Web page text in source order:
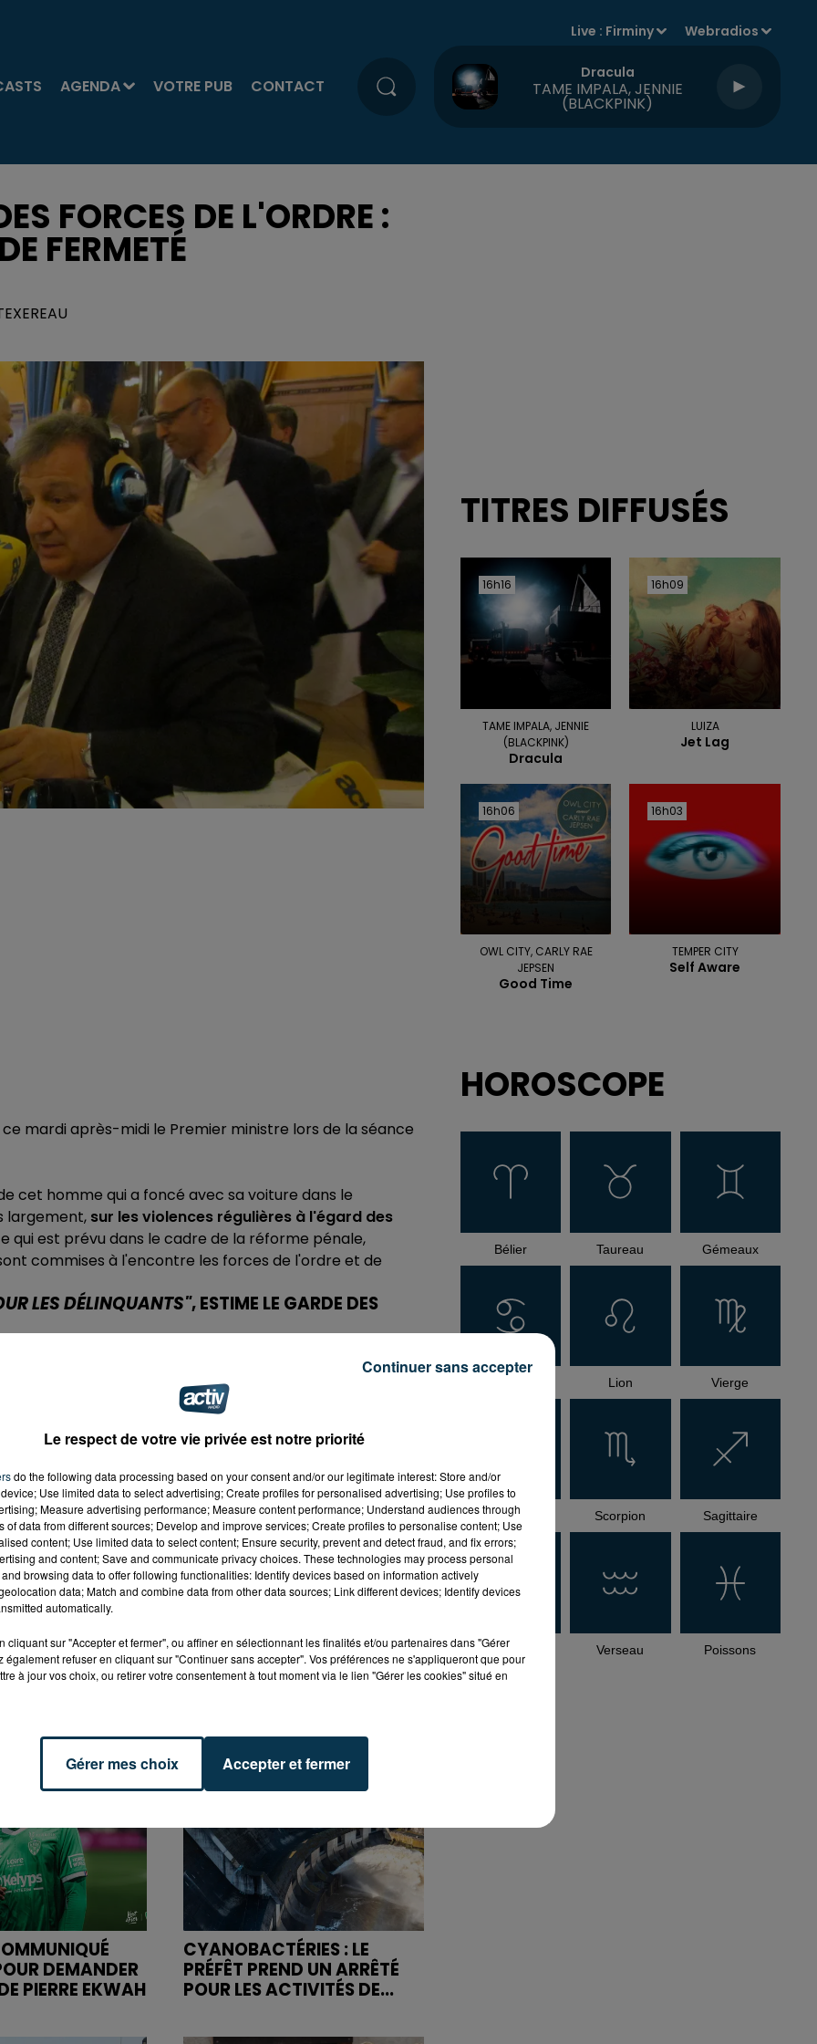
AGENDA VOTRE PUB CONTACT
Live : Firminy Webradios
Dracula
TAME IMPALA, JENNIE
(BLACKPINK)
FORCES DE L'ORDRE :
FERMETÉ
mardi après-midi le Premier ministre lors de la séance
cet homme qui a foncé avec sa voiture dans le
largement, sur les violences régulières à l'égard des
qui est prévu dans le cadre de la réforme pénale,
commises à l'encontre les forces de l'ordre et de
LES DÉLINQUANTS", ESTIME LE GARDE DES
Urvoas n'a pas voulu aller sur le terrain sur lequel
qui estime qu'elle est"dépourvue de toute
précise qu'il n'a pas voulu faire pression"sur l'appareil
de manquements".
DEMANDER
PIERRE EKWAH
CYANOBACTÉRIES : LE
PRÉFÊT PREND UN ARRÊTÉ
POUR LES ACTIVITÉS DE...
TITRES DIFFUSÉS
16h16
16h16
TAME IMPALA, JENNIE
(BLACKPINK)
Dracula
16h09
16h09
LUIZA
Jet Lag
16h06
16h06
OWL CITY, CARLY RAE
JEPSEN
Good Time
16h03
16h03
TEMPER CITY
Self Aware
HOROSCOPE
Bélier Taureau Gémeaux
Lion Vierge
Balance Scorpion Sagittaire
Capricorne Verseau Poissons
Le respect de votre vie privée est notre priorité
do the following data processing based on your consent and/or our legitimate interest: Store and/or
Use limited data to select advertising; Create profiles for personalised advertising; Use profiles to
Measure advertising performance; Measure content performance; Understand audiences through
of data from different sources; Develop and improve services; Create profiles to personalise content; Use
content; Use limited data to select content; Ensure security, prevent and detect fraud, and fix errors;
and content; Save and communicate privacy choices. These technologies may process personal
browsing data to offer following functionalities: Identify devices based on information actively
data; Match and combine data from other data sources; Link different devices; Identify devices
automatically.
cliquant sur "Accepter et fermer", ou affiner en sélectionnant les finalités et/ou partenaires dans "Gérer
également refuser en cliquant sur "Continuer sans accepter". Vos préférences ne s'appliqueront que pour
à jour vos choix, ou retirer votre consentement à tout moment via le lien "Gérer les cookies" situé en
Gérer mes choix Accepter et fermer
Continuer sans accepter